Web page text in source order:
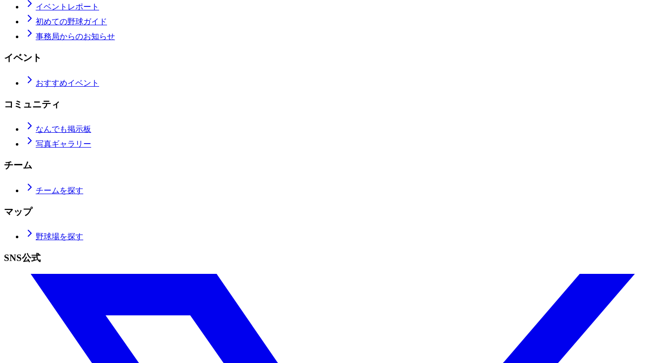
イベントレポート
初めての野球ガイド
事務局からのお知らせ
イベント
おすすめイベント
コミュニティ
なんでも掲示板
写真ギャラリー
チーム
チームを探す
マップ
野球場を探す
SNS公式